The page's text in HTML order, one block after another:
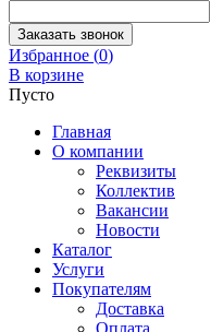
Избранное (0)
В корзине
Пусто
Главная
О компании
Реквизиты
Коллектив
Вакансии
Новости
Каталог
Услуги
Покупателям
Доставка
Оплата